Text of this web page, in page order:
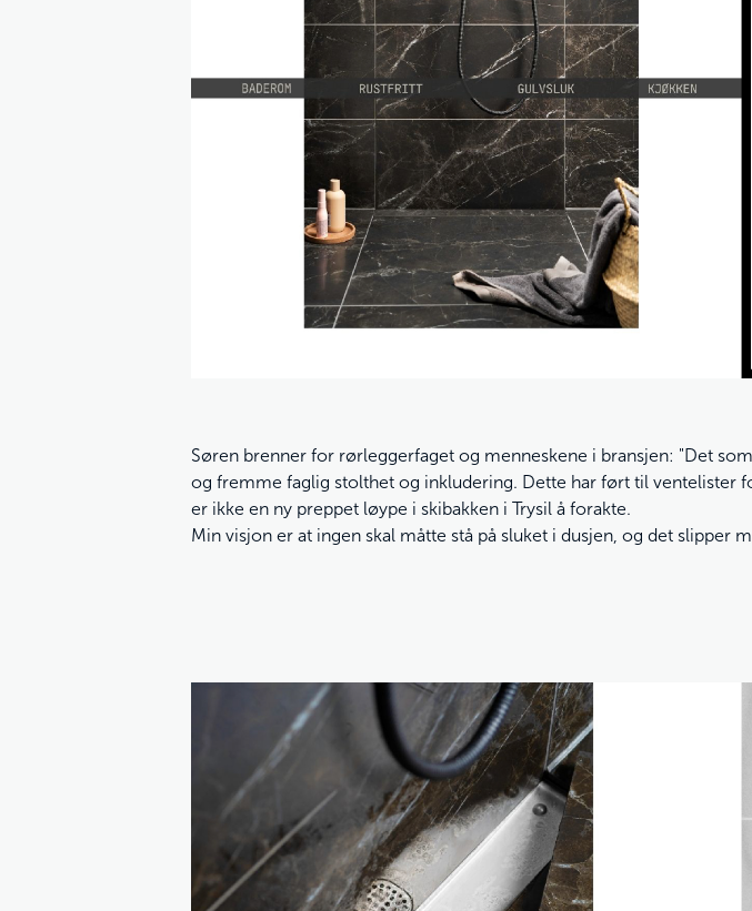
Søren brenner for rørleggerfaget og menneskene i bransjen: "Det
og fremme faglig stolthet og inkludering. Dette har ført til ventelister
er ikke en ny preppet løype i skibakken i Trysil å forakte.
Min visjon er at ingen skal måtte stå på sluket i dusjen, og det slipper